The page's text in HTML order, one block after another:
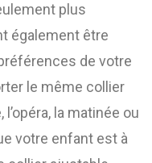
plus
également être
de votre
le même collier
la matinée ou
votre enfant est à